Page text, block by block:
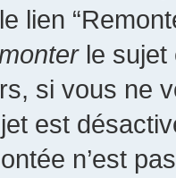
lien
le sujet
si vous ne
est
n’est